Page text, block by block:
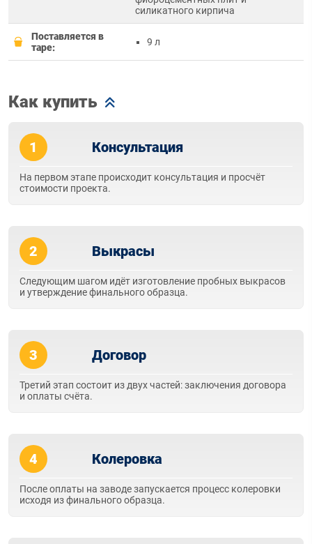
силикатного кирпича
Поставляется в
таре:
9 л
Как купить
1 Консультация
На первом этапе происходит консультация и просчёт
стоимости проекта.
2 Выкрасы
Следующим шагом идёт изготовление пробных выкрасов
и утверждение финального образца.
3 Договор
Третий этап состоит из двух частей: заключения договора
и оплаты счёта.
4 Колеровка
После оплаты на заводе запускается процесс колеровки
исходя из финального образца.